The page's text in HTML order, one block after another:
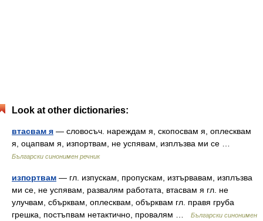
Look at other dictionaries:
втасвам я — словосъч. нареждам я, скопосвам я, оплесквам
я, оцапвам я, изпортвам, не успявам, изплъзва ми се …
Български синонимен речник
изпортвам — гл. изпускам, пропускам, изтървавам, изплъзва
ми се, не успявам, развалям работата, втасвам я гл. не
улучвам, сбърквам, оплесквам, обърквам гл. правя груба
грешка, постъпвам нетактично, провалям …
Български синонимен